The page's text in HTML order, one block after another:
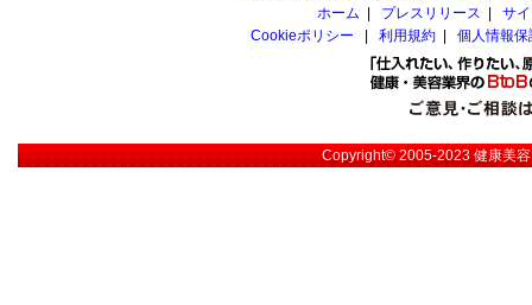
ホーム
プレスリリース
サ
Cookieポリシー
利用規約 個人情報
Copyright© 2005-2023健康美